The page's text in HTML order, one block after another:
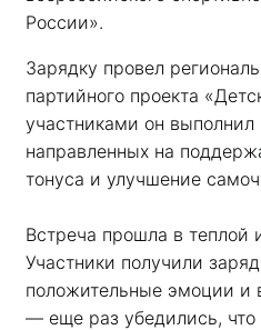
России».
Зарядку провел
партийного проекта
участниками он
направленных на
тонуса и улучшение
Встреча прошла в теплой
Участники получили
положительные эмоции и
— еще раз убедились,